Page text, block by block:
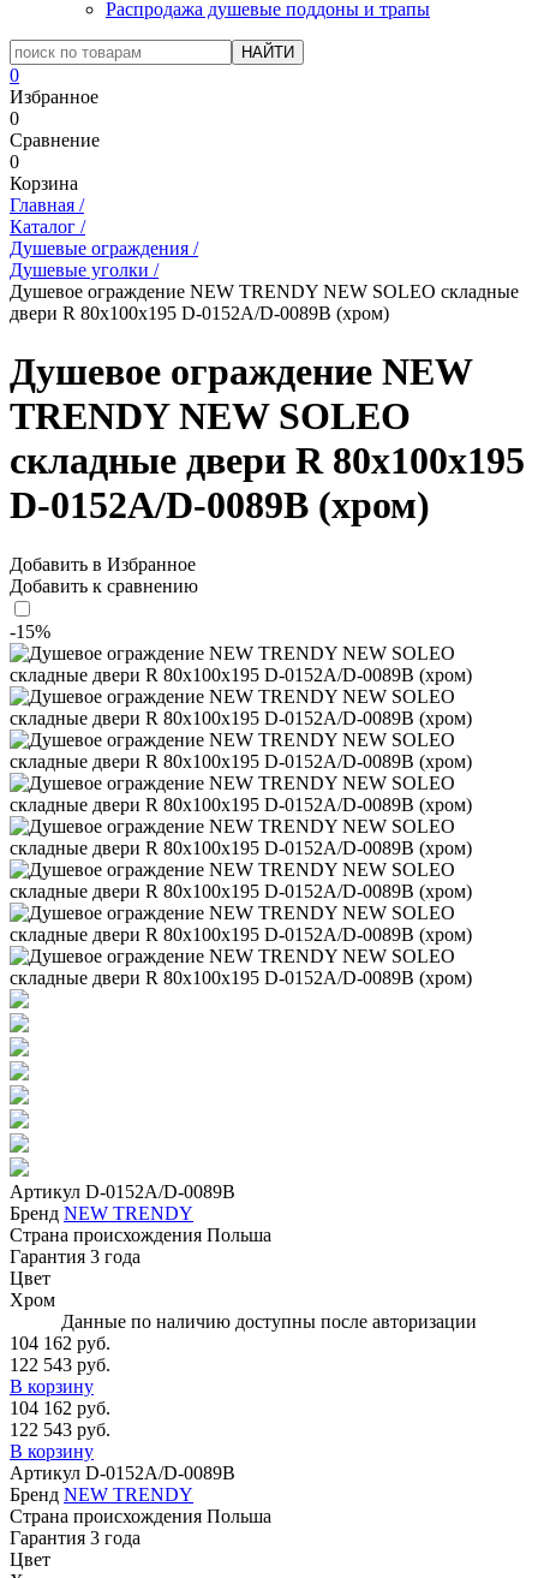
Распродажа душевые поддоны и трапы
0
Избранное
0
Сравнение
0
Корзина
Главная /
Каталог /
Душевые ограждения /
Душевые уголки /
Душевое ограждение NEW TRENDY NEW SOLEO складные
двери R 80x100x195 D-0152A/D-0089B (хром)
Душевое ограждение NEW
TRENDY NEW SOLEO
складные двери R 80x100x195
D-0152A/D-0089B (хром)
Добавить в Избранное
Добавить к сравнению
-15%
Артикул D-0152A/D-0089B
Бренд NEW TRENDY
Страна происхождения Польша
Гарантия 3 года
Цвет
Хром
Данные по наличию доступны после авторизации
104 162 руб.
122 543 руб.
В корзину
104 162 руб.
122 543 руб.
В корзину
Артикул D-0152A/D-0089B
Бренд NEW TRENDY
Страна происхождения Польша
Гарантия 3 года
Цвет